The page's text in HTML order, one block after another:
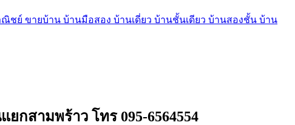
ชย์ ขายบ้าน บ้านมือสอง บ้านเดี่ยว บ้านชั้นเดียว บ้านสองชั้น บ้าน
กสามพร้าว โทร 095-6564554